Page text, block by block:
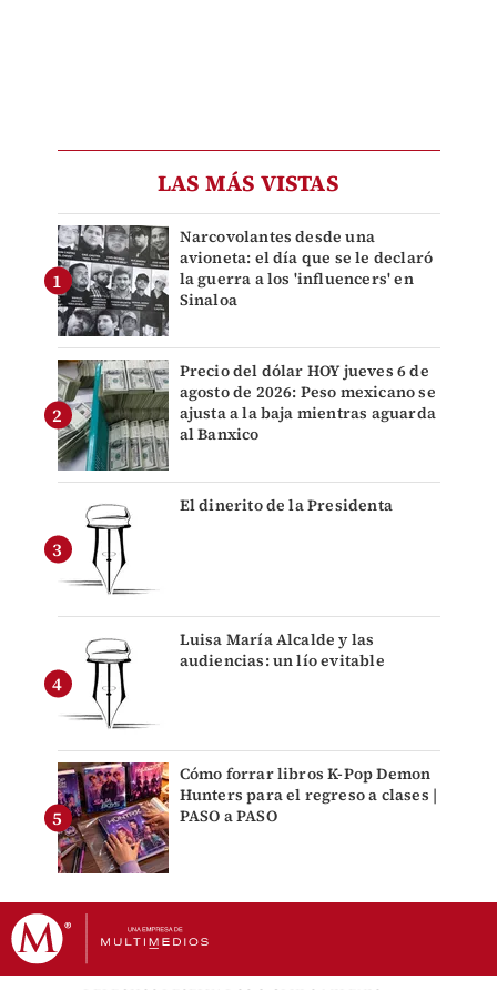
LAS MÁS VISTAS
Narcovolantes desde una
avioneta: el día que se le declaró
la guerra a los 'influencers' en
Sinaloa
Precio del dólar HOY jueves 6 de
agosto de 2026: Peso mexicano se
ajusta a la baja mientras aguarda
al Banxico
El dinerito de la Presidenta
Luisa María Alcalde y las
audiencias: un lío evitable
Cómo forrar libros K-Pop Demon
Hunters para el regreso a clases |
PASO a PASO